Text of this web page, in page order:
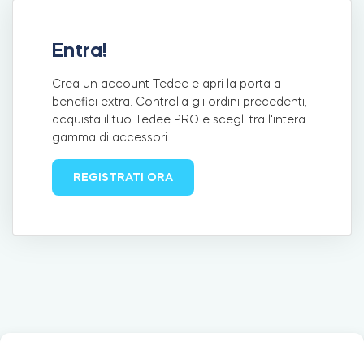
Door Sensor
Entra!
Crea un account Tedee e apri la porta a
benefici extra. Controlla gli ordini precedenti,
acquista il tuo Tedee PRO e scegli tra l'intera
gamma di accessori.
REGISTRATI ORA